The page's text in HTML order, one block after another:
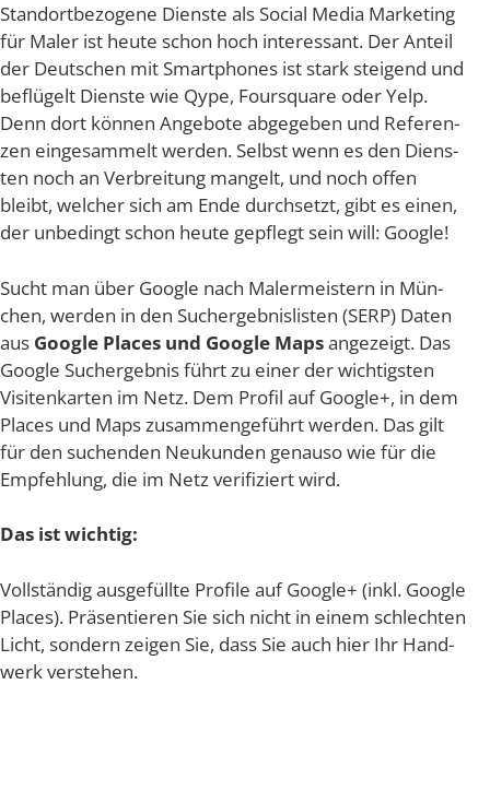
Stand­ort­be­zo­ge­ne Diens­te als Social Media Mar­ke­ting
für Maler ist heu­te schon hoch inter­es­sant. Der Anteil
der Deut­schen mit Smart­phones ist stark stei­gend und
beflü­gelt Diens­te wie Qype, Fours­qua­re oder Yelp.
Denn dort kön­nen Ange­bo­te abge­ge­ben und Refe­ren­
zen ein­ge­sam­melt wer­den. Selbst wenn es den Diens­
ten noch an Ver­brei­tung man­gelt, und noch offen
bleibt, wel­cher sich am Ende durch­setzt, gibt es einen,
der unbe­dingt schon heu­te gepflegt sein will: Google!
Sucht man über Goog­le nach Maler­meis­tern in Mün­
chen, wer­den in den Such­ergeb­nis­lis­ten (SERP) Daten
aus Goog­le Places und Goog­le Mapsange­zeigt. Das
Goog­le Such­ergeb­nis führt zu einer der wich­tigs­ten
Visi­ten­kar­ten im Netz. Dem Pro­fil auf Goog­le+, in dem
Places und Maps zusam­men­ge­führt wer­den. Das gilt
für den suchen­den Neu­kun­den genau­so wie für die
Emp­feh­lung, die im Netz veri­fi­ziert wird.
Das ist wichtig:
Voll­stän­dig aus­ge­füll­te Pro­fi­le auf Goog­le+ (inkl. Goog­le
Places). Prä­sen­tie­ren Sie sich nicht in einem schlech­ten
Licht, son­dern zei­gen Sie, dass Sie auch hier Ihr Hand­
werk verstehen.